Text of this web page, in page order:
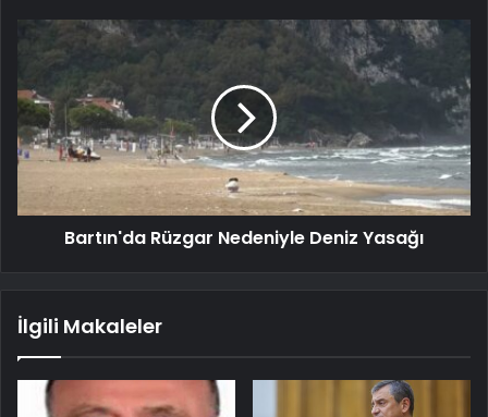
Bartın'da Rüzgar Nedeniyle Deniz Yasağı
İlgili Makaleler